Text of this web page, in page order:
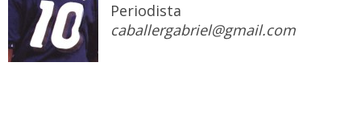
Periodista
caballergabriel@gmail.com